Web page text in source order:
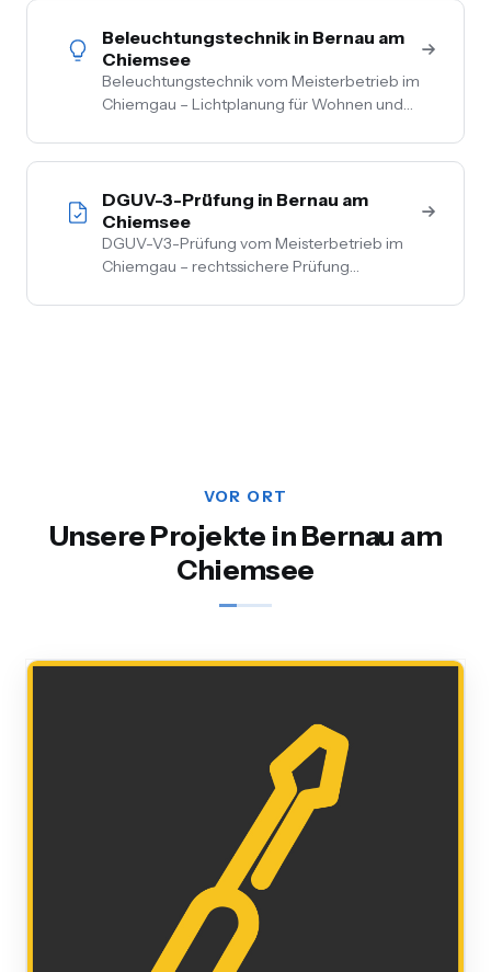
Begehung.
Beleuchtungstechnik in Bernau am
Chiemsee
Beleuchtungstechnik vom Meisterbetrieb im
Chiemgau – Lichtplanung für Wohnen und
Akzentbeleuchtung. Auch mit Smart-
DGUV-3-Prüfung in Bernau am
Chiemsee
DGUV-V3-Prüfung vom Meisterbetrieb im
Chiemgau – rechtssichere Prüfung
Inkl. Mängelbehebung, digitale
VOR ORT
Unsere Projekte in Bernau am
Chiemsee